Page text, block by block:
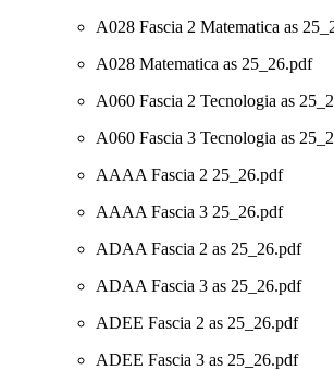
A028 Fascia 2 Matematica as
A028 Matematica as 25_26.pdf
A060 Fascia 2 Tecnologia as
A060 Fascia 3 Tecnologia as
AAAA Fascia 2 25_26.pdf
AAAA Fascia 3 25_26.pdf
ADAA Fascia 2 as 25_26.pdf
ADAA Fascia 3 as 25_26.pdf
ADEE Fascia 2 as 25_26.pdf
ADEE Fascia 3 as 25_26.pdf